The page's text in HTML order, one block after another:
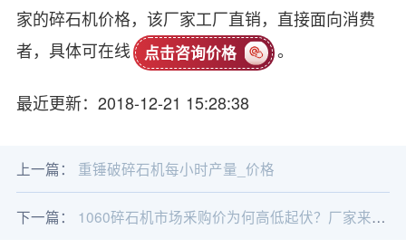
家的碎石机价格，该厂家工厂直销，直接面向消费
者，具体可在线
点击咨询价格 。
最近更新：2018-12-21 15:28:38
上一篇： 重锤破碎石机每小时产量_价格
下一篇： 1060碎石机市场釆购价为何高低起伏？厂家来揭秘